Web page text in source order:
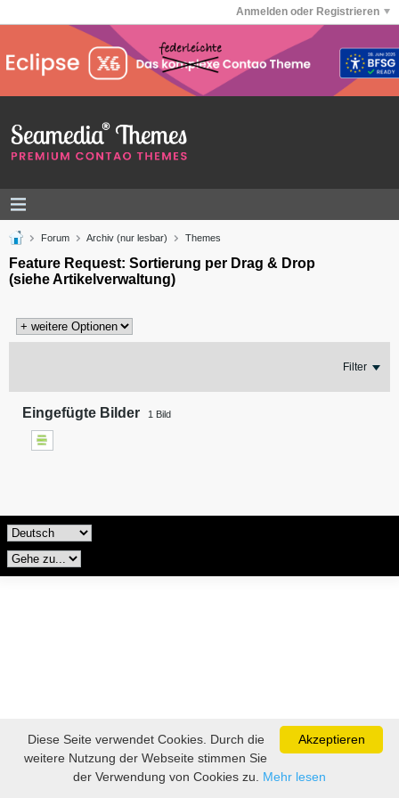
Anmelden oder Registrieren
Forum Archiv (nur lesbar) Themes
Feature Request: Sortierung per Drag & Drop
(siehe Artikelverwaltung)
Filter
Eingefügte Bilder 1 Bild
Akzeptieren
Diese Seite verwendet Cookies. Durch die
weitere Nutzung der Webseite stimmen Sie
der Verwendung von Cookies zu. Mehr lesen